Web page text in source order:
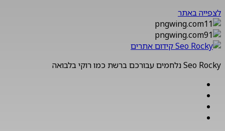
לצפייה באתר
Seo Rocky נלחמים עבורכם ברשת כמו רוקי בלבואה